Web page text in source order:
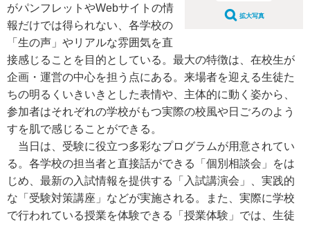
拡大写真
がパンフレットやWebサイトの情
報だけでは得られない、各学校の
「生の声」やリアルな雰囲気を直
接感じることを目的としている。最大の特徴は、在校生が
企画・運営の中心を担う点にある。来場者を迎える生徒た
ちの明るくいきいきとした表情や、主体的に動く姿から、
参加者はそれぞれの学校がもつ実際の校風や日ごろのよう
すを肌で感じることができる。
当日は、受験に役立つ多彩なプログラムが用意されてい
る。各学校の担当者と直接話ができる「個別相談会」をは
じめ、最新の入試情報を提供する「入試講演会」、実践的
な「受験対策講座」などが実施される。また、実際に学校
で行われている授業を体験できる「授業体験」では、生徒